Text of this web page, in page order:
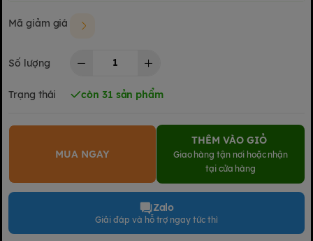
Mã giảm giá
Số lượng
Trạng thái còn 31 sản phẩm
MUA NGAY
THÊM VÀO GIỎ
Giao hàng tận nơi hoặc nhận
tại cửa hàng
Zalo
Giải đáp và hỗ trợ ngay tức thì